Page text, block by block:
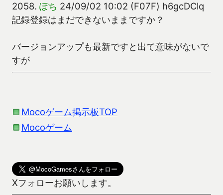
2058. ぽち 24/09/02 10:02 (F07F) h6gcDClq
記録登録はまだできないままですか？
バージョンアップも最新ですと出て意味がないで
すが
Mocoゲーム掲示板TOP
Mocoゲーム
Xフォローお願いします。